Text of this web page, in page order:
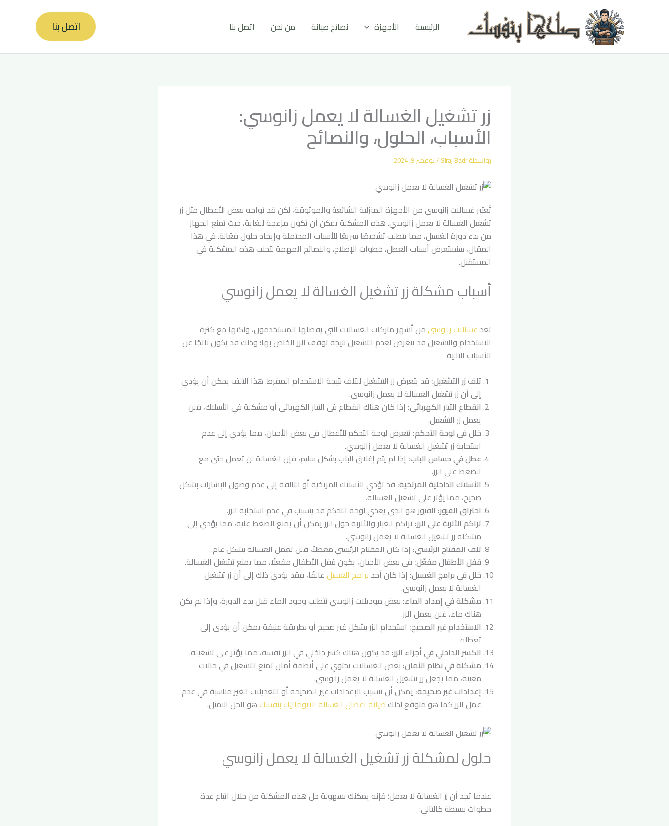
الرئيسية الأجهزة نصائح صيانة من نحن اتصل بنا اتصل بنا
زر تشغيل الغسالة لا يعمل زانوسي:
الأسباب، الحلول، والنصائح
بواسطةSiraj Badr
/نوفمبر 9, 2024
تُعتبر غسالات زانوسي من الأجهزة المنزلية الشائعة والموثوقة، لكن قد تواجه بعض الأعطال مثل زر
تشغيل الغسالة لا يعمل زانوسي. هذه المشكلة يمكن أن تكون مزعجة للغاية، حيث تمنع الجهاز
من بدء دورة الغسيل، مما يتطلب تشخيصًا سريعًا للأسباب المحتملة وإيجاد حلول فعّالة. في هذا
المقال، سنستعرض أسباب العطل، خطوات الإصلاح، والنصائح المهمة لتجنب هذه المشكلة في
المستقبل.
أسباب مشكلة زر تشغيل الغسالة لا يعمل زانوسي
تعد غسالات زانوسيمن أشهر ماركات الغسالات التي يفضلها المستخدمون، ولكنها مع كثرة
الاستخدام والتشغيل قد تتعرض لعدم التشغيل نتيجة توقف الزر الخاص بها؛ وذلك قد يكون ناتجًا عن
الأسباب التالية:
تلف زر التشغيل: قد يتعرض زر التشغيل للتلف نتيجة الاستخدام المفرط. هذا التلف يمكن أن يؤدي
إلى أن زر تشغيل الغسالة لا يعمل زانوسي.
انقطاع التيار الكهربائي: إذا كان هناك انقطاع في التيار الكهربائي أو مشكلة في الأسلاك، فلن
يعمل زر التشغيل.
خلل في لوحة التحكم: تتعرض لوحة التحكم للأعطال في بعض الأحيان، مما يؤدي إلى عدم
استجابة زر تشغيل الغسالة لا يعمل زانوسي.
عطل في حساس الباب: إذا لم يتم إغلاق الباب بشكل سليم، فإن الغسالة لن تعمل حتى مع
الضغط على الزر.
الأسلاك الداخلية المرتخية: قد تؤدي الأسلاك المرتخية أو التالفة إلى عدم وصول الإشارات بشكل
صحيح، مما يؤثر على تشغيل الغسالة.
احتراق الفيوز: الفيوز هو الذي يغذي لوحة التحكم قد يتسبب في عدم استجابة الزر.
تراكم الأتربة على الزر: تراكم الغبار والأتربة حول الزر يمكن أن يمنع الضغط عليه، مما يؤدي إلى
مشكلة زر تشغيل الغسالة لا يعمل زانوسي.
تلف المفتاح الرئيسي: إذا كان المفتاح الرئيسي معطلاً، فلن تعمل الغسالة بشكل عام.
قفل الأطفال مفعّل: في بعض الأحيان، يكون قفل الأطفال مفعلًا، مما يمنع تشغيل الغسالة.
خلل في برامج الغسيل: إذا كان أحد برامج الغسيلعالقًا، فقد يؤدي ذلك إلى أن زر تشغيل
الغسالة لا يعمل زانوسي.
مشكلة في إمداد الماء: بعض موديلات زانوسي تتطلب وجود الماء قبل بدء الدورة، وإذا لم يكن
هناك ماء، فلن يعمل الزر.
الاستخدام غير الصحيح: استخدام الزر بشكل غير صحيح أو بطريقة عنيفة يمكن أن يؤدي إلى
تعطله.
الكسر الداخلي في أجزاء الزر: قد يكون هناك كسر داخلي في الزر نفسه، مما يؤثر على تشغيله.
مشكلة في نظام الأمان: بعض الغسالات تحتوي على أنظمة أمان تمنع التشغيل في حالات
معينة، مما يجعل زر تشغيل الغسالة لا يعمل زانوسي.
إعدادات غير صحيحة: يمكن أن تتسبب الإعدادات غير الصحيحة أو التعديلات الغير مناسبة في عدم
عمل الزر كما هو متوقع لذلكصيانة اعطال الغسالة الاتوماتيك بنفسكهو الحل الامثل.
حلول لمشكلة زر تشغيل الغسالة لا يعمل زانوسي
عندما تجد أن زر الغسالة لا يعمل؛ فإنه يمكنك بسهولة حل هذه المشكلة من خلال اتباع عدة
خطوات بسيطة كالتالي: